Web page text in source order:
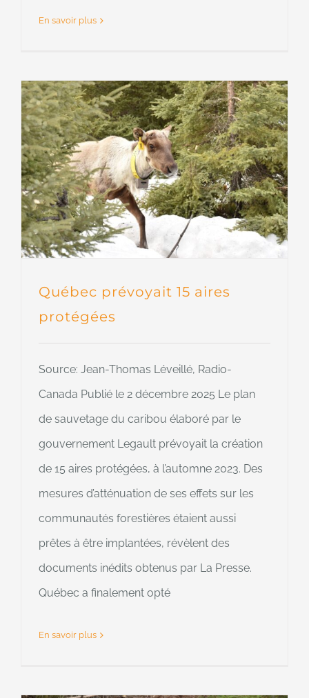
En savoir plus
Québec prévoyait 15 aires
protégées
Source: Jean-Thomas Léveillé, Radio-
Canada Publié le 2 décembre 2025 Le plan
de sauvetage du caribou élaboré par le
gouvernement Legault prévoyait la création
de 15 aires protégées, à l’automne 2023. Des
mesures d’atténuation de ses effets sur les
communautés forestières étaient aussi
prêtes à être implantées, révèlent des
documents inédits obtenus par La Presse.
Québec a finalement opté
En savoir plus